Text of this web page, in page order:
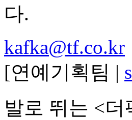
다.
kafka@tf.co.kr
[연예기획팀 |
발로 뛰는 <